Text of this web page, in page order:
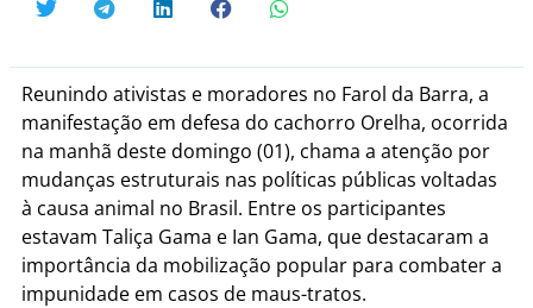
Reunindo ativistas e moradores no Farol da Barra, a
manifestação em defesa do cachorro Orelha, ocorrida
na manhã deste domingo (01), chama a atenção por
mudanças estruturais nas políticas públicas voltadas
à causa animal no Brasil. Entre os participantes
estavam Taliça Gama e Ian Gama, que destacaram a
importância da mobilização popular para combater a
impunidade em casos de maus-tratos.